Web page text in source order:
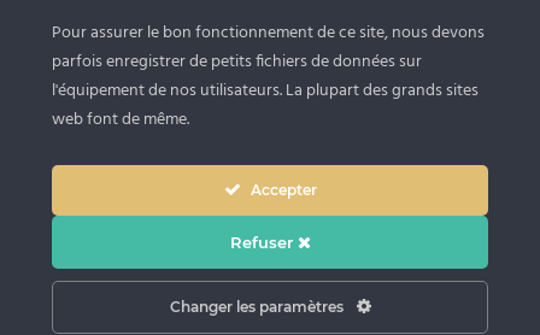
Tous droits réservés
MENTIONS LÉGALES POLITIQUE DE CONFIDENTIALITÉ
Pour assurer le bon fonctionnement de ce site, nous devons
parfois enregistrer de petits fichiers de données sur
l'équipement de nos utilisateurs. La plupart des grands sites
web font de même.
Accepter
Refuser
Changer les paramètres